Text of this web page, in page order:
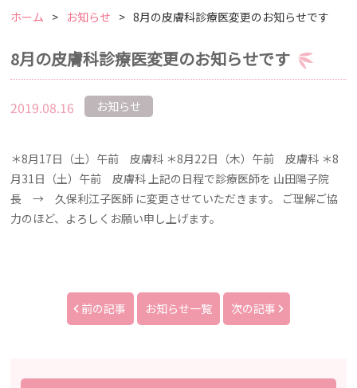
ホーム お知らせ 8月の皮膚科診療医変更のお知らせです
8月の皮膚科診療医変更のお知らせです
2019.08.16 お知らせ
＊8月17日（土）午前 皮膚科 ＊8月22日（木）午前 皮膚科 ＊8
月31日（土）午前 皮膚科 上記の日程で診療医師を 山田陽子院
長 → 久保利江子医師 に変更させていただきます。 ご理解ご協
力のほど、よろしくお願い申し上げます。
前の記事 お知らせ一覧 次の記事